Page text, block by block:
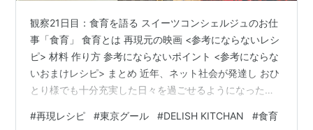
観察21日目：食育を語る スイーツコンシェルジュのお仕
事「食育」 食育とは 再現元の映画 <参考にならないレシ
ピ> 材料 作り方 参考にならないポイント <参考にならな
いおまけレシピ> まとめ 近年、ネット社会が発達し おひ
とり様でも十分充実した日々を過ごせるようになった日
感じ 結婚している人も増えているという。 そんな中結婚
#再現レシピ #東京グール #DELISH KITCHAN #食育